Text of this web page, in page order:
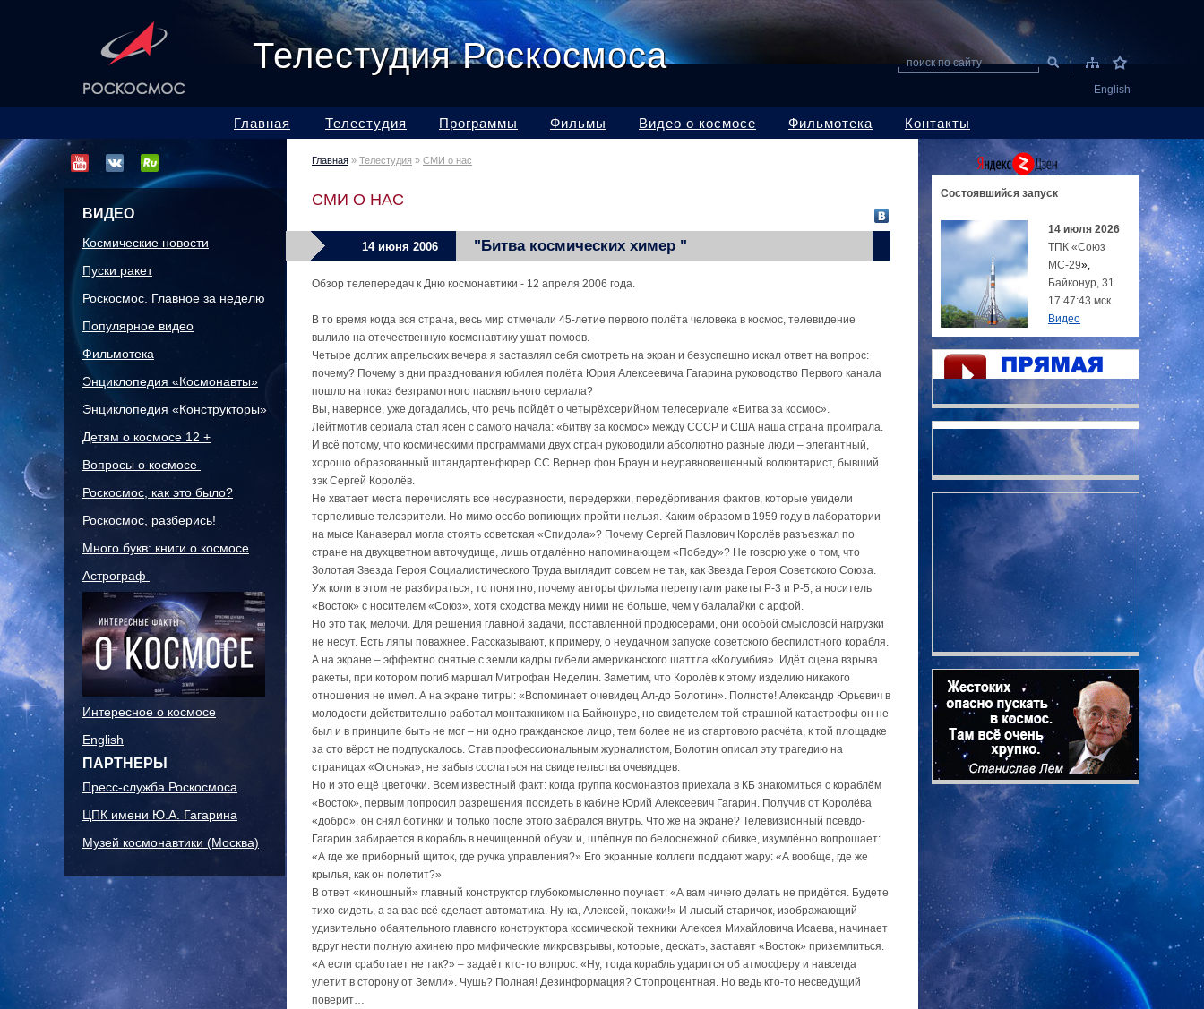
Телестудия Роскосмоса поиск по сайту
English
Главная Телестудия Программы Фильмы Видео о космосе Фильмотека Контакты
ВИДЕО
Космические новости
Пуски ракет
Роскосмос. Главное за неделю
Популярное видео
Фильмотека
Энциклопедия «Космонавты»
Энциклопедия «Конструкторы»
Детям о космосе 12 +
Вопросы о космосе
Роскосмос, как это было?
Роскосмос, разберись!
Много букв: книги о космосе
Астрограф
Интересное о космосе
English
ПАРТНЕРЫ
Пресс-служба Роскосмоса
ЦПК имени Ю.А. Гагарина
Музей космонавтики (Москва)
Главная » Телестудия » СМИ о нас
СМИ О НАС
14 июня 2006 "Битва космических химер "
Обзор телепередач к Дню космонавтики - 12 апреля 2006 года.
В то время когда вся страна, весь мир отмечали 45-летие первого полёта человека в космос, телевидение
вылило на отечественную космонавтику ушат помоев.
Четыре долгих апрельских вечера я заставлял себя смотреть на экран и безуспешно искал ответ на вопрос:
почему? Почему в дни празднования юбилея полёта Юрия Алексеевича Гагарина руководство Первого канала
пошло на показ безграмотного пасквильного сериала?
Вы, наверное, уже догадались, что речь пойдёт о четырёхсерийном телесериале «Битва за космос».
Лейтмотив сериала стал ясен с самого начала: «битву за космос» между СССР и США наша страна проиграла.
И всё потому, что космическими программами двух стран руководили абсолютно разные люди – элегантный,
хорошо образованный штандартенфюрер СС Вернер фон Браун и неуравновешенный волюнтарист, бывший
зэк Сергей Королёв.
Не хватает места перечислять все несуразности, передержки, передёргивания фактов, которые увидели
терпеливые телезрители. Но мимо особо вопиющих пройти нельзя. Каким образом в 1959 году в лаборатории
на мысе Канаверал могла стоять советская «Спидола»? Почему Сергей Павлович Королёв разъезжал по
стране на двухцветном авточудище, лишь отдалённо напоминающем «Победу»? Не говорю уже о том, что
Золотая Звезда Героя Социалистического Труда выглядит совсем не так, как Звезда Героя Советского Союза.
Уж коли в этом не разбираться, то понятно, почему авторы фильма перепутали ракеты Р-3 и Р-5, а носитель
«Восток» с носителем «Союз», хотя сходства между ними не больше, чем у балалайки с арфой.
Но это так, мелочи. Для решения главной задачи, поставленной продюсерами, они особой смысловой нагрузки
не несут. Есть ляпы поважнее. Рассказывают, к примеру, о неудачном запуске советского беспилотного корабля.
А на экране – эффектно снятые с земли кадры гибели американского шаттла «Колумбия». Идёт сцена взрыва
ракеты, при котором погиб маршал Митрофан Неделин. Заметим, что Королёв к этому изделию никакого
отношения не имел. А на экране титры: «Вспоминает очевидец Ал-др Болотин». Полноте! Александр Юрьевич в
молодости действительно работал монтажником на Байконуре, но свидетелем той страшной катастрофы он не
был и в принципе быть не мог – ни одно гражданское лицо, тем более не из стартового расчёта, к той площадке
за сто вёрст не подпускалось. Став профессиональным журналистом, Болотин описал эту трагедию на
страницах «Огонька», не забыв сослаться на свидетельства очевидцев.
Но и это ещё цветочки. Всем известный факт: когда группа космонавтов приехала в КБ знакомиться с кораблём
«Восток», первым попросил разрешения посидеть в кабине Юрий Алексеевич Гагарин. Получив от Королёва
«добро», он снял ботинки и только после этого забрался внутрь. Что же на экране? Телевизионный псевдо-
Гагарин забирается в корабль в нечищенной обуви и, шлёпнув по белоснежной обивке, изумлённо вопрошает:
«А где же приборный щиток, где ручка управления?» Его экранные коллеги поддают жару: «А вообще, где же
крылья, как он полетит?»
В ответ «киношный» главный конструктор глубокомысленно поучает: «А вам ничего делать не придётся. Будете
тихо сидеть, а за вас всё сделает автоматика. Ну-ка, Алексей, покажи!» И лысый старичок, изображающий
удивительно обаятельного главного конструктора космической техники Алексея Михайловича Исаева, начинает
вдруг нести полную ахинею про мифические микровзрывы, которые, дескать, заставят «Восток» приземлиться.
«А если сработает не так?» – задаёт кто-то вопрос. «Ну, тогда корабль ударится об атмосферу и навсегда
улетит в сторону от Земли». Чушь? Полная! Дезинформация? Стопроцентная. Но ведь кто-то несведущий
поверит…
Состоявшийся запуск
14 июля 2026
ТПК «Союз
МС-29»,
Байконур, 31
17:47:43 мск
Видео